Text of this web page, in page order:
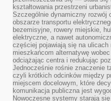
kształtowania przestrzeni
Szczególnie dynamiczny rozwój
obszarze transportu
bezemisyjne, rowery miejskie,
elektryczne, a nawet
częściej pojawiają się na ulicach
mieszkańcom alternatywę
odciążając centra i redukując
Jednocześnie rośnie znaczenie
czyli krótkich odcinków między
miejscem docelowym, które
komunikacja publiczna jest
Nowoczesne systemy starają